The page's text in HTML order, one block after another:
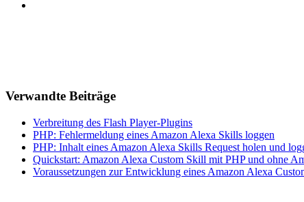
Verwandte Beiträge
Verbreitung des Flash Player-Plugins
PHP: Fehlermeldung eines Amazon Alexa Skills loggen
PHP: Inhalt eines Amazon Alexa Skills Request holen und
Quickstart: Amazon Alexa Custom Skill mit PHP und ohne
Voraussetzungen zur Entwicklung eines Amazon Alexa